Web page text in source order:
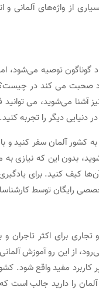
از واژه‌های آلمانی
گوناگون توصیه می‌شود،
صحبت می کند در چیست؟
آشنا می‌شوید، می
دیگر را تجربه کنید.
کشور آلمان سفر کنید
بدون این که نیازی
کیف کنید. برای
رایگان توسط
و تجاری برای اکثر
شمار می‌رود، از این رو
پر کاربرد مفید واقع
را دارید جالب است که